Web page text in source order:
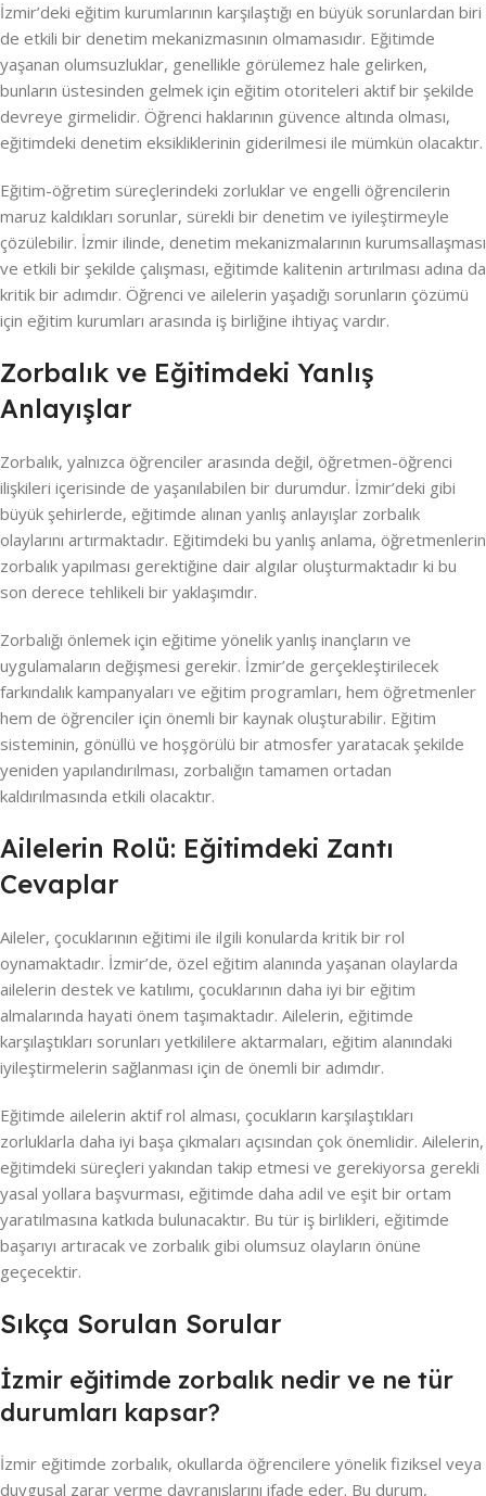
İzmir’deki eğitim kurumlarının karşılaştığı en büyük sorunlardan biri
de etkili bir denetim mekanizmasının olmamasıdır. Eğitimde
yaşanan olumsuzluklar, genellikle görülemez hale gelirken,
bunların üstesinden gelmek için eğitim otoriteleri aktif bir şekilde
devreye girmelidir. Öğrenci haklarının güvence altında olması,
eğitimdeki denetim eksikliklerinin giderilmesi ile mümkün olacaktır.
Eğitim-öğretim süreçlerindeki zorluklar ve engelli öğrencilerin
maruz kaldıkları sorunlar, sürekli bir denetim ve iyileştirmeyle
çözülebilir. İzmir ilinde, denetim mekanizmalarının kurumsallaşması
ve etkili bir şekilde çalışması, eğitimde kalitenin artırılması adına da
kritik bir adımdır. Öğrenci ve ailelerin yaşadığı sorunların çözümü
için eğitim kurumları arasında iş birliğine ihtiyaç vardır.
Zorbalık ve Eğitimdeki Yanlış
Anlayışlar
Zorbalık, yalnızca öğrenciler arasında değil, öğretmen-öğrenci
ilişkileri içerisinde de yaşanılabilen bir durumdur. İzmir’deki gibi
büyük şehirlerde, eğitimde alınan yanlış anlayışlar zorbalık
olaylarını artırmaktadır. Eğitimdeki bu yanlış anlama, öğretmenlerin
zorbalık yapılması gerektiğine dair algılar oluşturmaktadır ki bu
son derece tehlikeli bir yaklaşımdır.
Zorbalığı önlemek için eğitime yönelik yanlış inançların ve
uygulamaların değişmesi gerekir. İzmir’de gerçekleştirilecek
farkındalık kampanyaları ve eğitim programları, hem öğretmenler
hem de öğrenciler için önemli bir kaynak oluşturabilir. Eğitim
sisteminin, gönüllü ve hoşgörülü bir atmosfer yaratacak şekilde
yeniden yapılandırılması, zorbalığın tamamen ortadan
kaldırılmasında etkili olacaktır.
Ailelerin Rolü: Eğitimdeki Zantı
Cevaplar
Aileler, çocuklarının eğitimi ile ilgili konularda kritik bir rol
oynamaktadır. İzmir’de, özel eğitim alanında yaşanan olaylarda
ailelerin destek ve katılımı, çocuklarının daha iyi bir eğitim
almalarında hayati önem taşımaktadır. Ailelerin, eğitimde
karşılaştıkları sorunları yetkililere aktarmaları, eğitim alanındaki
iyileştirmelerin sağlanması için de önemli bir adımdır.
Eğitimde ailelerin aktif rol alması, çocukların karşılaştıkları
zorluklarla daha iyi başa çıkmaları açısından çok önemlidir. Ailelerin,
eğitimdeki süreçleri yakından takip etmesi ve gerekiyorsa gerekli
yasal yollara başvurması, eğitimde daha adil ve eşit bir ortam
yaratılmasına katkıda bulunacaktır. Bu tür iş birlikleri, eğitimde
başarıyı artıracak ve zorbalık gibi olumsuz olayların önüne
geçecektir.
Sıkça Sorulan Sorular
İzmir eğitimde zorbalık nedir ve ne tür
durumları kapsar?
İzmir eğitimde zorbalık, okullarda öğrencilere yönelik fiziksel veya
duygusal zarar verme davranışlarını ifade eder. Bu durum,